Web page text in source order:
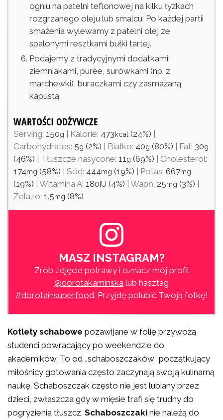
ogniu na patelni teflonowej na kilku łyżkach
rozgrzanego oleju lub smalcu. Po każdej partii
smażenia wylewamy z patelni olej ze
spalonymi resztkami bułki tartej.
Podajemy z tradycyjnymi dodatkami:
ziemniakami, purèe, surówkami (np. z
marchewki), buraczkami czy zasmażaną
kapustą.
WARTOŚCI ODŻYWCZE
Serving: 150g | Kalorie: 473kcal (24%) |
Carbohydrates: 5g (2%) | Białko: 40g (80%) | Fat: 30g
(46%) | Tłuszcze nasycone: 11 g (69%) | Cholesterol:
174mg (58%) | Sód: 444mg (19%) | Potas: 667mg
(19%) | Witamina A: 180IU (4%) | Wapń: 25mg (3%) |
Żelazo: 1.5mg (8%)
MASZ INSTAGRAM?
Zrób zdjęcie potrawy i oznacz mój profil
@dorotakaminska lub hasztag
#dorotainsuperfood. Przyjdę polubić Twoją fotkę!
Kotlety schabowe pozawijane w folię przywożą
studenci powracający po weekendzie do
akademików. To od „schaboszczaków” początkujący
miłośnicy gotowania często zaczynają swoją kulinarną
naukę. Schaboszczak często nie jest lubiany przez
dzieci, zwłaszcza gdy w mięsie trafi się trudny do
pogryzienia tłuszcz.Schaboszczaki nie należą do